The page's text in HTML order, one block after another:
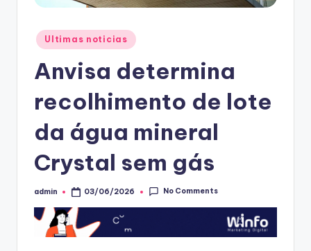
Posted
in
Ultimas noticias
Anvisa determina
recolhimento de lote
da água mineral
Crystal sem gás
Posted
admin 03/06/2026 No Comments